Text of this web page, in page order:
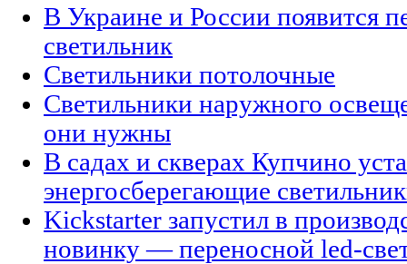
В Украине и России появится
светильник
Светильники потолочные
Светильники наружного
они нужны
В садах и скверах Купчино
энергосберегающие
Kickstarter запустил в
новинку — переносной led-